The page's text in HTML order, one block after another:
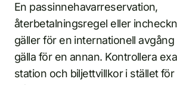
En passinnehavarreservation,
återbetalningsregel eller
gäller för en internationell
gälla för en annan. Kontrollera
station och biljettvillkor i stället